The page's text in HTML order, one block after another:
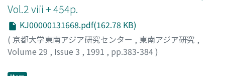
Vol.2 viii + 454p.
KJ00000131668.pdf(162.78 KB)
( 京都大学東南アジア研究センター , 東南アジア研究 ,
Volume 29 , Issue 3 , 1991 , pp.383-384)